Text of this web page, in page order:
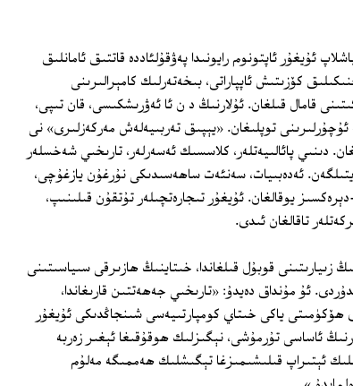
باشلاپ ئۇيغۇر ئاپتونوم رايونىدا پەۋقۇلئاددە قاتتىق ئامانلىق
كۆزىتىش ئاپپاراتى، بىخەتەرلىك كامېرالىرىنى
قامال قىلغان. ئۇلارنىڭ د ن ئا ئەۋرىشكىسى، قان تىپى،
ئۇچۇرلىرىنى توپلىغان. «يېپىق تەربىيەلەش مەركەزلىرى» نى
دىنىي پائالىيەتلەر، كلاسسىك ئەسەرلەر، تارىخىي شەخسلەر
ئەدەبىيات، سەنئەت ساھەسىدىكى نۇرغۇن يازغۇچى،
يوقالغان. ئۇيغۇر تىجارەتچىلەر تۇتقۇن قىلىنىپ،
تاقالغان ئىدى.
زىيارىتىنى قوبۇل قىلغاندا، خىتاينىڭ ھازىرقى سىياسىتىنى
ئۇ مۇنداق دەيدۇ: «تارىخىي جەھەتتىن قارىغاندا،
ھۆكۈمىتى ياكى خىتاي كومپارتىيەسى شىنجاڭدىكى ئۇيغۇر
ئاساسى تۇرمۇشى، نېگىزلىك ھوقۇقىغا ئېغىر زەربە
ئېتىراپ قىلىشىمىزغا تېگىشلىك ھەممىگە مەلۇم